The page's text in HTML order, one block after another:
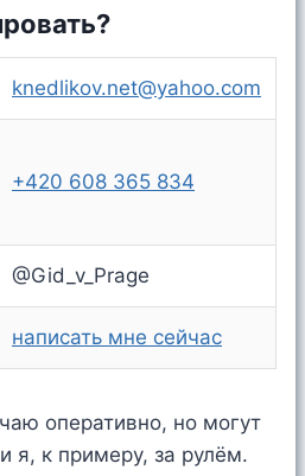
knedlikov.net@yahoo.com
+420 608 365 834
@Gid_v_Prage
написать мне сейчас
оперативно, но могут
я, к примеру, за рулём.